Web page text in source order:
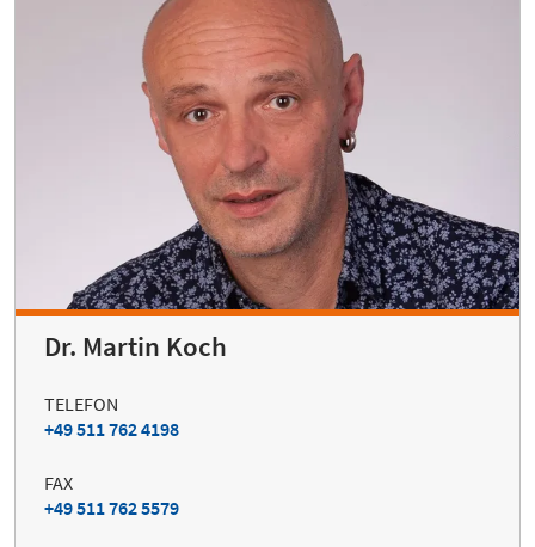
Dr. Martin Koch
TELEFON
+49 511 762 4198
FAX
+49 511 762 5579